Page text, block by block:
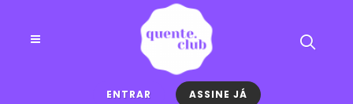
ENTRAR ASSINE JÁ